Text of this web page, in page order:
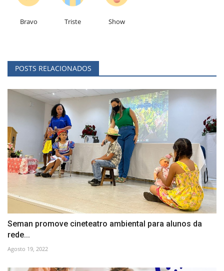
Bravo Triste Show
POSTS RELACIONADOS
Seman promove cineteatro ambiental para alunos da
rede...
Agosto 19, 2022